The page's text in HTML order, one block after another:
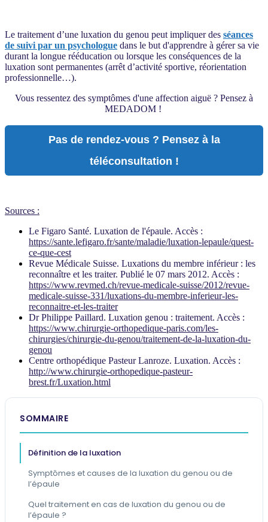
Le traitement d’une luxation du genou peut impliquer des séances
de suivi par un psychologue dans le but d'apprendre à gérer sa vie
durant la longue rééducation ou lorsque les conséquences de la
luxation sont permanentes (arrêt d’activité sportive, réorientation
professionnelle…).
Vous ressentez des symptômes d'une affection aiguë ? Pensez à
MEDADOM !
Pas de rendez-vous ? Pensez à la
téléconsultation !
Sources :
Le Figaro Santé. Luxation de l'épaule. Accès :
https://sante.lefigaro.fr/sante/maladie/luxation-lepaule/quest-
ce-que-cest
Revue Médicale Suisse. Luxations du membre inférieur : les
reconnaître et les traiter. Publié le 07 mars 2012. Accès :
https://www.revmed.ch/revue-medicale-suisse/2012/revue-
medicale-suisse-331/luxations-du-membre-inferieur-les-
reconnaitre-et-les-traiter
Dr Philippe Paillard. Luxation genou : traitement. Accès :
https://www.chirurgie-orthopedique-paris.com/les-
chirurgies/chirurgie-du-genou/traitement-de-la-luxation-du-
genou
Centre orthopédique Pasteur Lanroze. Luxation. Accès :
http://www.chirurgie-orthopedique-pasteur-
brest.fr/Luxation.html
SOMMAIRE
Définition de la luxation
Symptômes et causes de la luxation du genou ou de
l’épaule
Quel traitement en cas de luxation du genou ou de
l’épaule ?